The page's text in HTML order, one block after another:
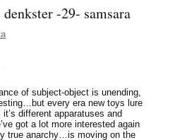
-29- samsara
of subject-object is unending,
every era new toys lure
different apparatuses and
got a lot more interested again
true anarchy…is moving on the